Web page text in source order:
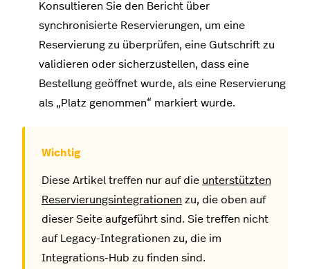
Konsultieren Sie den Bericht über
synchronisierte Reservierungen, um eine
Reservierung zu überprüfen, eine Gutschrift zu
validieren oder sicherzustellen, dass eine
Bestellung geöffnet wurde, als eine Reservierung
als „Platz genommen“ markiert wurde.
Diese Artikel treffen nur auf die unterstützten
Reservierungsintegrationen zu, die oben auf
dieser Seite aufgeführt sind. Sie treffen nicht
auf Legacy-Integrationen zu, die im
Integrations-Hub zu finden sind.